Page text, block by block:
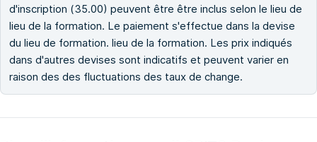
d'inscription (35.00) peuvent être être inclus selon le lieu de
lieu de la formation. Le paiement s'effectue dans la devise
du lieu de formation. lieu de la formation. Les prix indiqués
dans d'autres devises sont indicatifs et peuvent varier en
raison des des fluctuations des taux de change.